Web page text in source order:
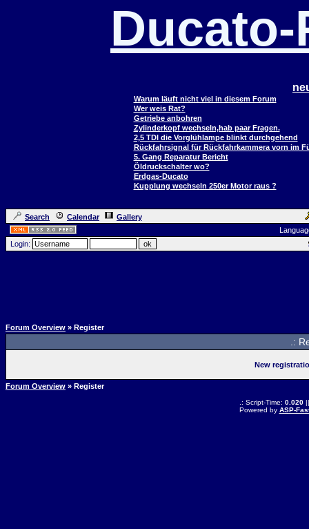
Warum läuft nicht viel in diesem Forum
Wer weis Rat?
Getriebe anbohren
Zylinderkopf wechseln,hab paar Fragen.
2,5 TDI die Vorglühlampe blinkt durchgehend
Rückfahrsignal für Rückfahrkammera vorn im
5. Gang Reparatur Bericht
Öldruckschalter wo?
Erdgas-Ducato
Kupplung wechseln 250er Motor raus ?
Search Calendar
Gallery
Login:
Forum Overview » Register
.:
New
Forum Overview » Register
.: Script-Time: 0.020||
Powered by ASP-